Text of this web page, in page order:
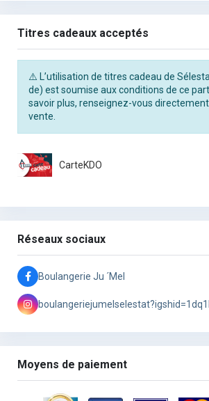
Titres cadeaux acceptés
⚠️ L’utilisation de titres cadeau de
de) est soumise aux conditions de ce
savoir plus, renseignez-vous
vente.
CarteKDO
Réseaux sociaux
Boulangerie Ju ´Mel
Moyens de paiement